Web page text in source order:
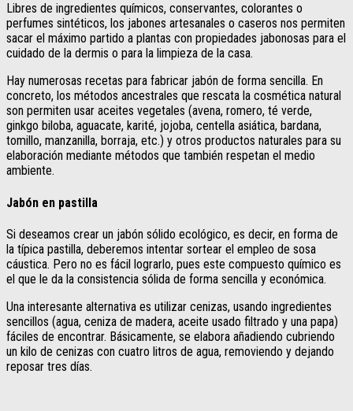
Libres de ingredientes químicos, conservantes, colorantes o
perfumes sintéticos, los jabones artesanales o caseros nos permiten
sacar el máximo partido a plantas con propiedades jabonosas para el
cuidado de la dermis o para la limpieza de la casa.
Hay numerosas recetas para fabricar jabón de forma sencilla. En
concreto, los métodos ancestrales que rescata la cosmética natural
son permiten usar aceites vegetales (avena, romero, té verde,
ginkgo biloba, aguacate, karité, jojoba, centella asiática, bardana,
tomillo, manzanilla, borraja, etc.) y otros productos naturales para su
elaboración mediante métodos que también respetan el medio
ambiente.
Jabón en pastilla
Si deseamos crear un jabón sólido ecológico, es decir, en forma de
la típica pastilla, deberemos intentar sortear el empleo de sosa
cáustica. Pero no es fácil lograrlo, pues este compuesto químico es
el que le da la consistencia sólida de forma sencilla y económica.
Una interesante alternativa es utilizar cenizas, usando ingredientes
sencillos (agua, ceniza de madera, aceite usado filtrado y una papa)
fáciles de encontrar. Básicamente, se elabora añadiendo cubriendo
un kilo de cenizas con cuatro litros de agua, removiendo y dejando
reposar tres días.